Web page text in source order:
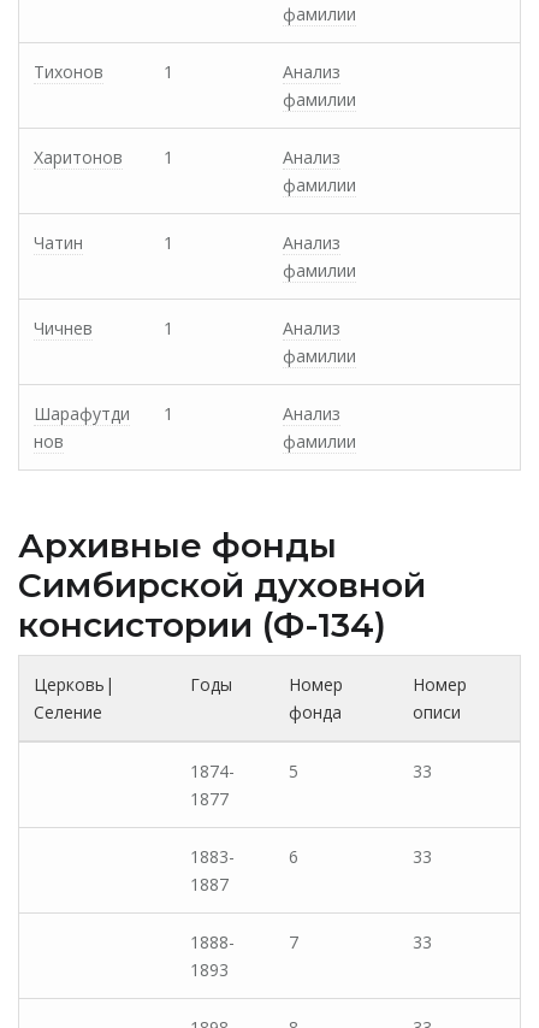
фамилии
Тихонов 1
Анализ
фамилии
Харитонов 1
Анализ
фамилии
Чатин 1
Анализ
фамилии
Чичнев 1
Анализ
фамилии
Шарафутди
нов
1
Анализ
фамилии
Архивные фонды
Cимбирской духовной
консистории (Ф-134)
Церковь|
Селение
Годы
Номер
фонда
Номер
описи
1874-
1877
5 33
1883-
1887
6 33
1888-
1893
7 33